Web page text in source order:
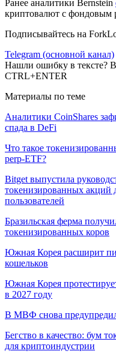
Ранее аналитики Bernstein
криптовалют с
Подписывайтесь на
Telegram (основной канал)
Нашли ошибку в тексте?
CTRL+ENTER
Материалы по теме
Аналитики CoinShares
спада в DeFi
Что такое
perp-ETF?
Bitget выпустила
токенизированных акций
пользователей
Бразильская ферма
токенизированных коров
Южная Корея расширит
кошельков
Южная Корея
в 2027 году
В МВФ снова
Бегство в качество: бум
для криптоиндустрии